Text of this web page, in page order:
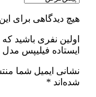
هیچ دیدگاهی برای
اولین نفری باشید
ایستاده فیلیپس مدل GC486”
نشانی ایمیل شما
شده‌اند *